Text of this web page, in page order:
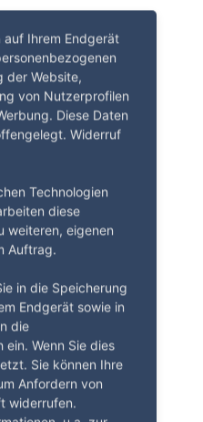
Ihrem Endgerät
der Website,
von Nutzerprofilen
Diese Daten
Widerruf
Technologien
diese
weiteren, eigenen
Auftrag.
in die Speicherung
Endgerät sowie in
die
Wenn Sie dies
Sie können Ihre
Anfordern von
widerrufen.